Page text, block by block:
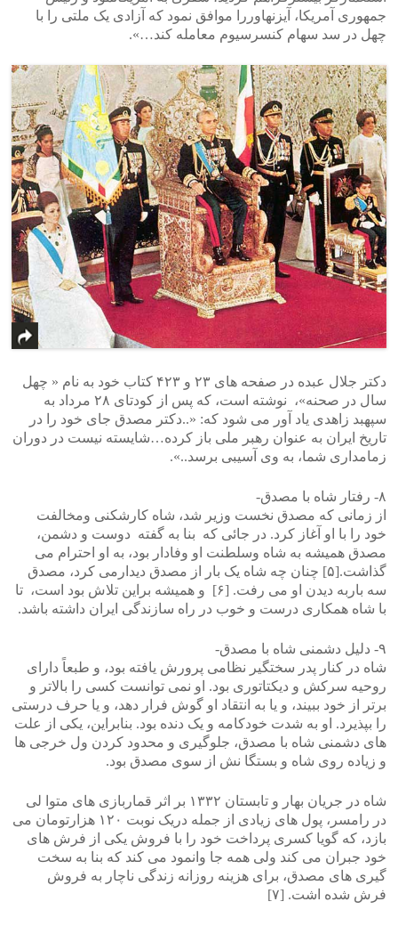
جمهوری آمریکا، آیزنهاوررا موافق نمود که آزادی یک ملتی را با
چهل در سد سهام کنسرسیوم معامله کند…».
دکتر جلال عبده در صفحه های ۲۳ و ۴۲۳ کتاب خود به نام « چهل
سال در صحنه»، نوشته است، که پس از کودتای ۲۸ مرداد به
سپهبد زاهدی یاد آور می شود که: «..دکتر مصدق جای خود را در
تاریخ ایران به عنوان رهبر ملی باز کرده…شایسته نیست در دوران
زمامداری شما، به وی آسیبی برسد..».
۸- رفتار شاه با مصدق-
از زمانی که مصدق نخست وزیر شد، شاه کارشکنی ومخالفت
خود را با او آغاز کرد. در جائی که بنا به گفته دوست و دشمن،
مصدق همیشه به شاه وسلطنت او وفادار بود، به او احترام می
گذاشت.[۵] چنان چه شاه یک بار از مصدق دیدارمی کرد، مصدق
سه باربه دیدن او می رفت. [۶] و همیشه براین تلاش بود است، تا
با شاه همکاری درست و خوب در راه سازندگی ایران داشته باشد.
۹- دلیل دشمنی شاه با مصدق-
شاه در کنار پدر سختگیر نظامی پرورش یافته بود، و طبعاً دارای
روحیه سرکش و دیکتاتوری بود. او نمی توانست کسی را بالاتر و
برتر از خود ببیند، و یا به انتقاد او گوش فرار دهد، و یا حرف درستی
را بپذیرد. او به شدت خودکامه و یک دنده بود. بنابراین، یکی از علت
های دشمنی شاه با مصدق، جلوگیری و محدود کردن ول خرجی ها
و زیاده روی شاه و بستگا نش از سوی مصدق بود.
شاه در جریان بهار و تابستان ۱۳۳۲ بر اثر قماربازی های متوا لی
در رامسر، پول های زیادی از جمله دریک نوبت ۱۲۰ هزارتومان می
بازد، که گویا کسری پرداخت خود را با فروش یکی از فرش های
خود جبران می کند ولی همه جا وانمود می کند که بنا به سخت
گیری های مصدق، برای هزینه روزانه زندگی ناچار به فروش
فرش شده اشت. [۷]